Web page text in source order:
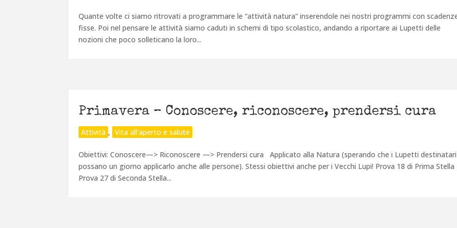
Quante volte ci siamo ritrovati a programmare le “attività natura” inserendole nei nostri programmi con
fisse. Poi nel pensare le attività siamo caduti in schemi di tipo scolastico, andando a riportare ai Lupetti delle
nozioni che poco solleticano la loro...
Primavera – Conoscere, riconoscere, prendersi cura
Attività , Vita all'aperto e salute
Obiettivi: Conoscere—> Riconoscere —> Prendersi cura Applicato alla Natura (sperando che i Lupetti destinatari
possano un giorno applicarlo anche alle persone). Stessi obiettivi anche per i Vecchi Lupi! Prova 18 di Prima Stella
Prova 27 di Seconda Stella...